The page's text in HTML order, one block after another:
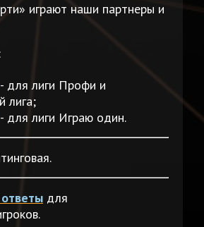
играют наши партнеры и
- для лиги Профи и
лига;
- для лиги Играю один.
для